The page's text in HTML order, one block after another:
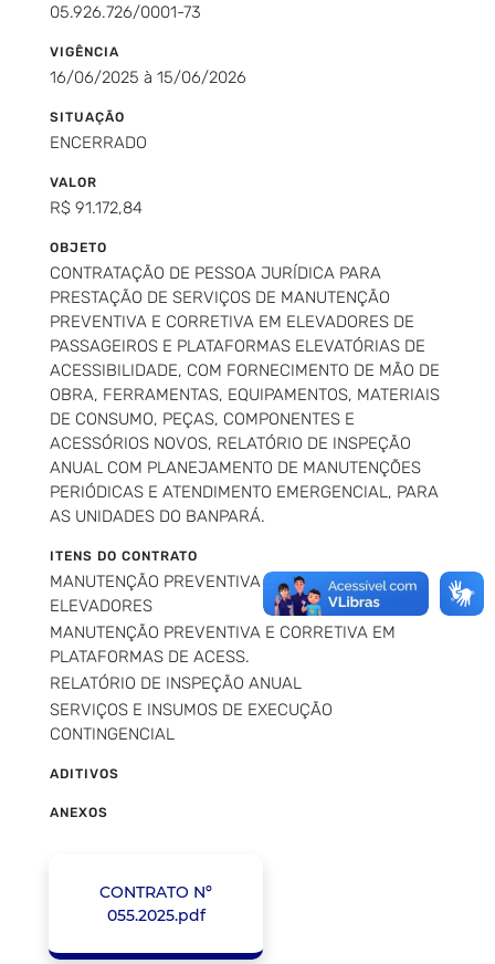
05.926.726/0001-73
VIGÊNCIA
16/06/2025 à 15/06/2026
SITUAÇÃO
ENCERRADO
VALOR
R$ 91.172,84
OBJETO
CONTRATAÇÃO DE PESSOA JURÍDICA PARA
PRESTAÇÃO DE SERVIÇOS DE MANUTENÇÃO
PREVENTIVA E CORRETIVA EM ELEVADORES DE
PASSAGEIROS E PLATAFORMAS ELEVATÓRIAS DE
ACESSIBILIDADE, COM FORNECIMENTO DE MÃO DE
OBRA, FERRAMENTAS, EQUIPAMENTOS, MATERIAIS
DE CONSUMO, PEÇAS, COMPONENTES E
ACESSÓRIOS NOVOS, RELATÓRIO DE INSPEÇÃO
ANUAL COM PLANEJAMENTO DE MANUTENÇÕES
PERIÓDICAS E ATENDIMENTO EMERGENCIAL, PARA
AS UNIDADES DO BANPARÁ.
ITENS DO CONTRATO
MANUTENÇÃO PREVENTIVA E CORRETIVA EM
ELEVADORES
MANUTENÇÃO PREVENTIVA E CORRETIVA EM
PLATAFORMAS DE ACESS.
RELATÓRIO DE INSPEÇÃO ANUAL
SERVIÇOS E INSUMOS DE EXECUÇÃO
CONTINGENCIAL
ADITIVOS
ANEXOS
CONTRATO Nº
055.2025.pdf